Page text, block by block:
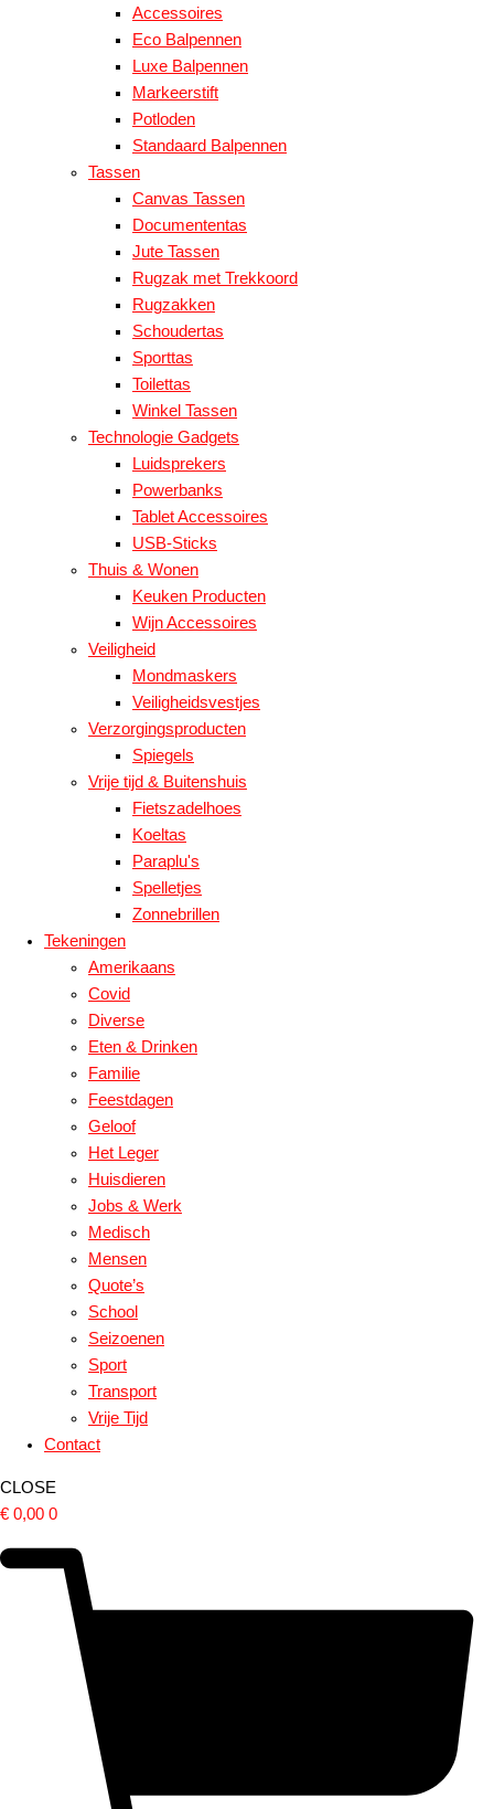
Accessoires
Eco Balpennen
Luxe Balpennen
Markeerstift
Potloden
Standaard Balpennen
Tassen
Canvas Tassen
Documententas
Jute Tassen
Rugzak met Trekkoord
Rugzakken
Schoudertas
Sporttas
Toilettas
Winkel Tassen
Technologie Gadgets
Luidsprekers
Powerbanks
Tablet Accessoires
USB-Sticks
Thuis & Wonen
Keuken Producten
Wijn Accessoires
Veiligheid
Mondmaskers
Veiligheidsvestjes
Verzorgingsproducten
Spiegels
Vrije tijd & Buitenshuis
Fietszadelhoes
Koeltas
Paraplu's
Spelletjes
Zonnebrillen
Tekeningen
Amerikaans
Covid
Diverse
Eten & Drinken
Familie
Feestdagen
Geloof
Het Leger
Huisdieren
Jobs & Werk
Medisch
Mensen
Quote’s
School
Seizoenen
Sport
Transport
Vrije Tijd
Contact
CLOSE
€ 0,00 0